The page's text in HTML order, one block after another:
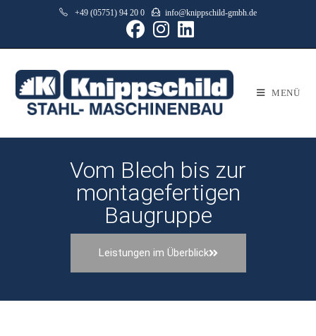
+49 (05751) 94 20 0 info@knippschild-gmbh.de
MENÜ
Vom Blech bis zur
montagefertigen
Baugruppe
Leistungen im Überblick